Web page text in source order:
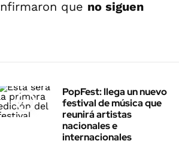
que no siguen
PopFest: llega un nuevo
festival de música que
reunirá artistas
nacionales e
internacionales